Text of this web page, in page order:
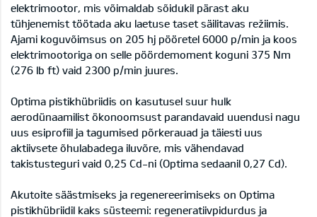
elektrimootor, mis võimaldab sõidukil pärast aku
tühjenemist töötada aku laetuse taset säilitavas režiimis.
Ajami koguvõimsus on 205 hj pööretel 6000 p/min ja koos
elektrimootoriga on selle pöördemoment koguni 375 Nm
(276 lb ft) vaid 2300 p/min juures.
Optima pistikhübriidis on kasutusel suur hulk
aerodünaamilist ökonoomsust parandavaid uuendusi nagu
uus esiprofiil ja tagumised põrkerauad ja täiesti uus
aktiivsete õhulabadega iluvõre, mis vähendavad
takistusteguri vaid 0,25 Cd-ni (Optima sedaanil 0,27 Cd).
Akutoite säästmiseks ja regenereerimiseks on Optima
pistikhübriidil kaks süsteemi: regeneratiivpidurdus ja